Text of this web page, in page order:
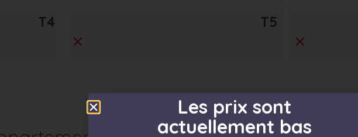
T4 T5
Les prix sont
actuellement bas